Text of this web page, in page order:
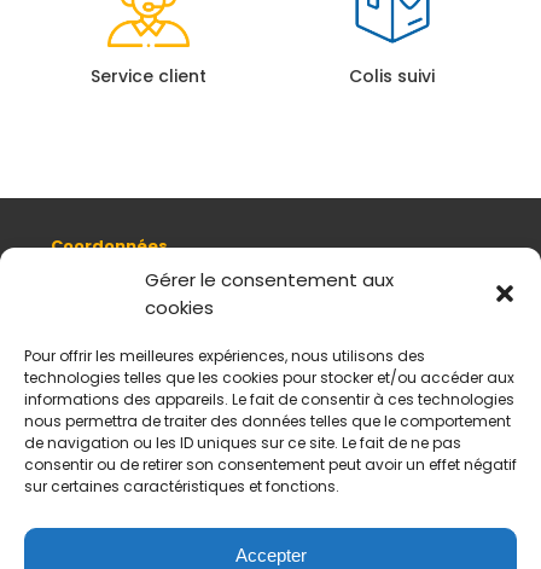
Gérer le consentement aux
cookies
Pour offrir les meilleures expériences, nous utilisons des
technologies telles que les cookies pour stocker et/ou accéder aux
informations des appareils. Le fait de consentir à ces technologies
nous permettra de traiter des données telles que le comportement
de navigation ou les ID uniques sur ce site. Le fait de ne pas
consentir ou de retirer son consentement peut avoir un effet négatif
sur certaines caractéristiques et fonctions.
Accepter
Service client Colis suivi
Coordonnées
8, quai Romain Rolland 69005 Lyon
+ 33 (0)4 78 42 55 04
Plan d'accès
Mentions légales
Politique de données personnelles
CGV
Horaires d’ouverture
Du mardi au samedi :